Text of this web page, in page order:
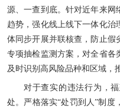
源、一查到底。针对近年来网
趋势，强化线上线下一体化治
体同步开展并联核查，防止假
专项抽检监测方案，对全省各
及时识别高风险品种和区域，
对于查实的违法行为，
处。严格落实“处罚到人”制